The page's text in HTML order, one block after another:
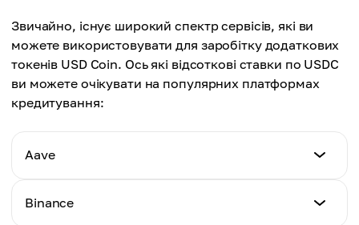
Звичайно, існує широкий спектр сервісів, які ви
можете використовувати для заробітку додаткових
токенів USD Coin. Ось які відсоткові ставки по USDC
ви можете очікувати на популярних платформах
кредитування:
Aave
APY
Binance